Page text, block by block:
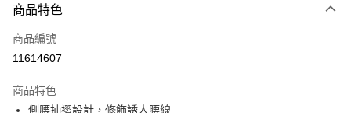
3 期 0 利率 每期
合作金庫商業銀行
上海商業儲蓄銀行
臺灣中小企業銀行
超商取貨付款
LINE Pay
Apple Pay
商品特色
商品編號
11614607
商品特色
側腰抽褶設計，修飾誘人腰線